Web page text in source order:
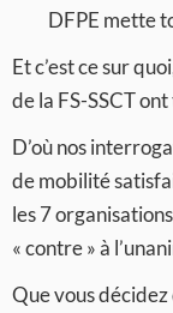
DFPE mette
Et c’est ce sur
de la FS-SSCT
D’où nos
de mobilité
les 7
« contre » à
Que vous décidez